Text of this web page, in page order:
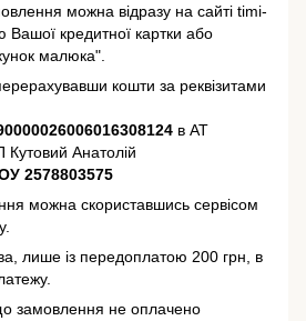
можна відразу на сайті timi-
кредитної картки або
малюка".
кошти за реквізитами
в АТ
Анатолій
2578803575
можна скориставшись сервісом
лише із передоплатою 200 грн, в
замовлення не оплачено